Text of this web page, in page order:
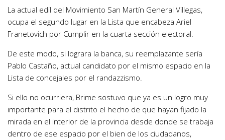
La actual edil del Movimiento San Martín General Villegas,
ocupa el segundo lugar en la Lista que encabeza Ariel
Franetovich por Cumplir en la cuarta sección electoral.
De este modo, si lograra la banca, su reemplazante sería
Pablo Castaño, actual candidato por el mismo espacio en la
Lista de concejales por el randazzismo.
Si ello no ocurriera, Brime sostuvo que ya es un logro muy
importante para el distrito el hecho de que hayan fijado la
mirada en el interior de la provincia desde donde se trabaja
dentro de ese espacio por el bien de los ciudadanos,